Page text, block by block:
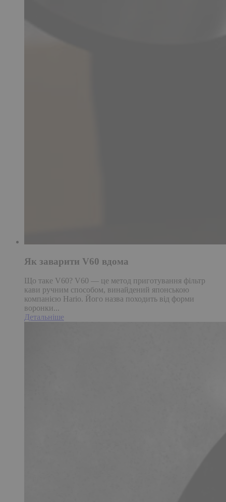
Як заварити V60 вдома
Що таке V60? V60 — це метод приготування фільтр
кави ручним способом, винайдений японською
компанією Hario. Його назва походить від форми
воронки...
Детальніше